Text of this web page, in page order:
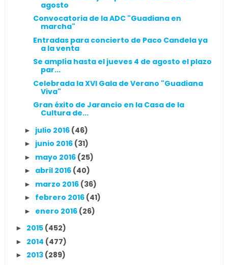
agosto
Convocatoria de la ADC "Guadiana en
marcha"
Entradas para concierto de Paco Candela ya
a la venta
Se amplía hasta el jueves 4 de agosto el plazo
par...
Celebrada la XVI Gala de Verano "Guadiana
Viva"
Gran éxito de Jarancio en la Casa de la
Cultura de...
► julio 2016 (46)
► junio 2016 (31)
► mayo 2016 (25)
► abril 2016 (40)
► marzo 2016 (36)
► febrero 2016 (41)
► enero 2016 (26)
► 2015 (452)
► 2014 (477)
► 2013 (289)